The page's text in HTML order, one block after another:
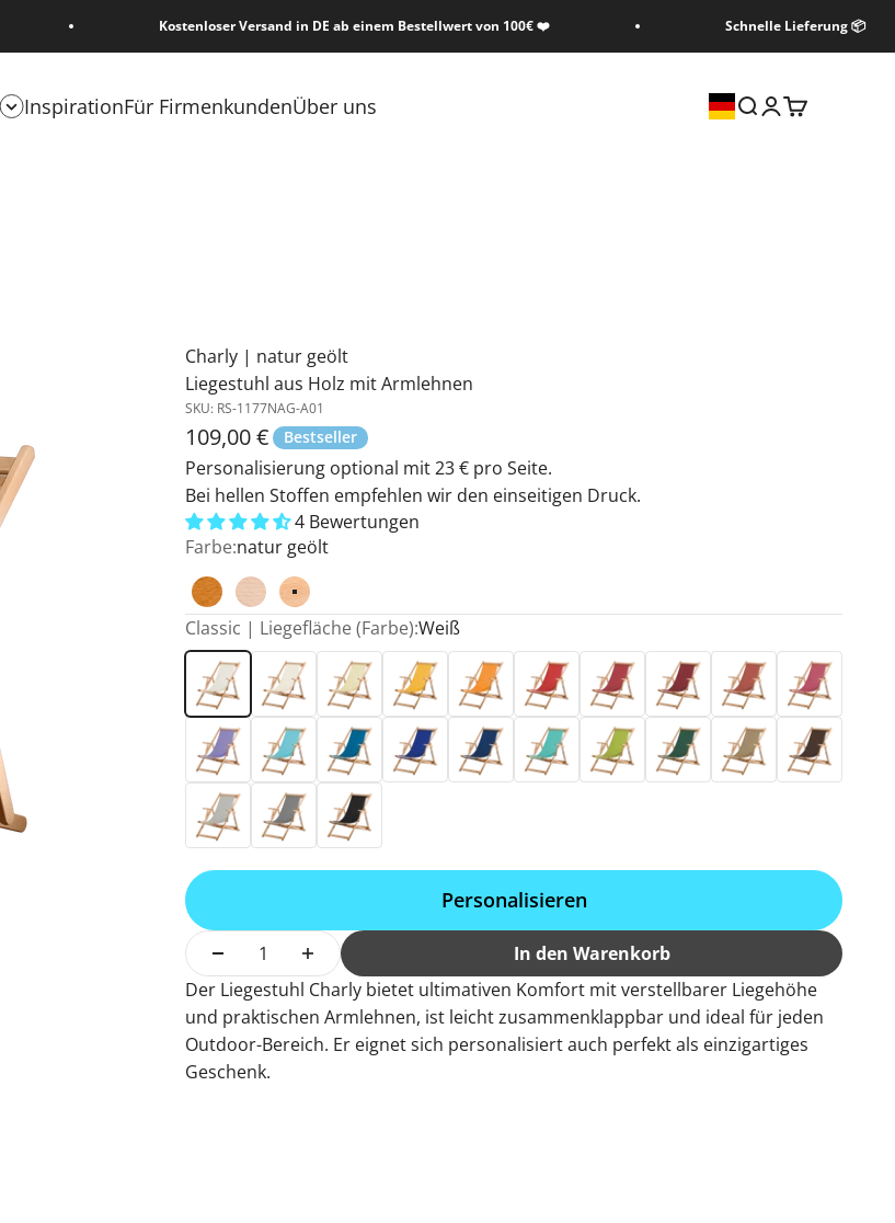
Kostenloser Versand in DE ab einem Bestellwert von 100€ ❤️ Schnelle Lieferung 📦
InspirationFür FirmenkundenÜber uns SucheAnmelden
Warenkorb
Charly | natur geölt
Liegestuhl aus Holz mit Armlehnen
SKU: RS-1177NAG-A01
Angebot
109,00 € Bestseller
Personalisierung optional mit 23 € pro Seite.
Bei hellen Stoffen empfehlen wir den einseitigen Druck.
4 Bewertungen
Farbe:natur geölt
brandynatur unbehandelt
natur geölt
Classic | Liegefläche (Farbe):Weiß
Weiß
Natur Vanille Gelb MandarineRivarot Bordeaux TerracottaFuchsia
Flieder Hellblau Blau DunkelblauMarine Türkis Hellgrün DunkelgrünGrau-BeigeCaffé
Hellgrau Anthrazit Schwarz
Personalisieren
In den Warenkorb
Der Liegestuhl Charly bietet ultimativen Komfort mit verstellbarer Liegehöhe
und praktischen Armlehnen, ist leicht zusammenklappbar und ideal für jeden
Outdoor-Bereich. Er eignet sich personalisiert auch perfekt als einzigartiges
Geschenk.